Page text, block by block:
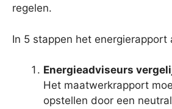
regelen.
In 5 stappen het energierapport
Energieadviseurs
Het maatwerkrapport
opstellen door een